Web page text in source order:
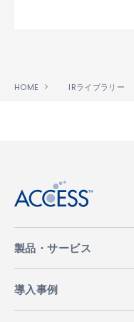
HOME IRライブラリー
製品・サービス
導入事例